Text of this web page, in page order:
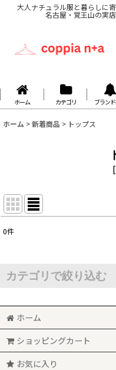
大人ナチュラル服と暮らしに寄
名古屋・覚王山の実店舗
ホーム カテゴリ ブラン
ホーム >新着商品 > トップス
[
表示数:
並び順:
0件
カテゴリで絞り込む
トップス (全商品)
Ｔシャツ・カットソー
ホーム
ショッピングカート
お気に入り